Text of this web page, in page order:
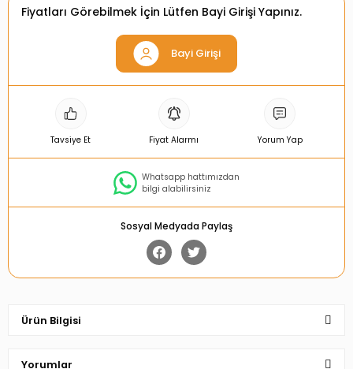
Fiyatları Görebilmek İçin Lütfen Bayi Girişi Yapınız.
Bayi Girişi
Tavsiye Et Fiyat Alarmı Yorum Yap
Whatsapp hattımızdan
bilgi alabilirsiniz
Sosyal Medyada Paylaş
Ürün Bilgisi
Yorumlar